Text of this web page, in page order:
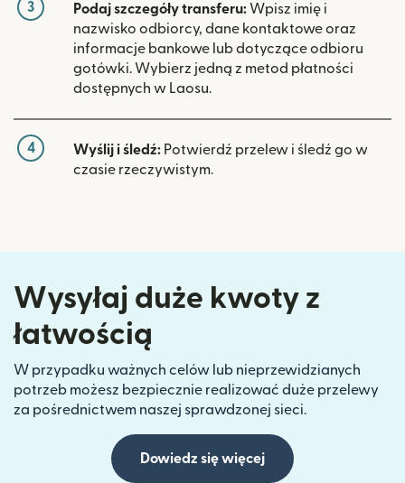
3 Podaj szczegóły transferu: Wpisz imię i
nazwisko odbiorcy, dane kontaktowe oraz
informacje bankowe lub dotyczące odbioru
gotówki. Wybierz jedną z metod płatności
dostępnych w Laosu.
4 Wyślij i śledź: Potwierdź przelew i śledź go w
czasie rzeczywistym.
Wysyłaj duże kwoty z
łatwością
W przypadku ważnych celów lub nieprzewidzianych
potrzeb możesz bezpiecznie realizować duże przelewy
za pośrednictwem naszej sprawdzonej sieci.
Dowiedz się więcej